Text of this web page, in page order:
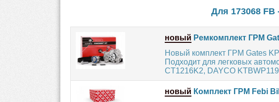
Для 173068
новый Ремкомплект ГРМ
Новый комплект ГРМ Gates
Подходит для легковых
CT1216K2, DAYCO
новый Комплект ГРМ Febi